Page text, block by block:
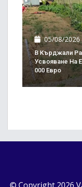
05/08/2026
В Кърджали
Усвояване На
000 Евро